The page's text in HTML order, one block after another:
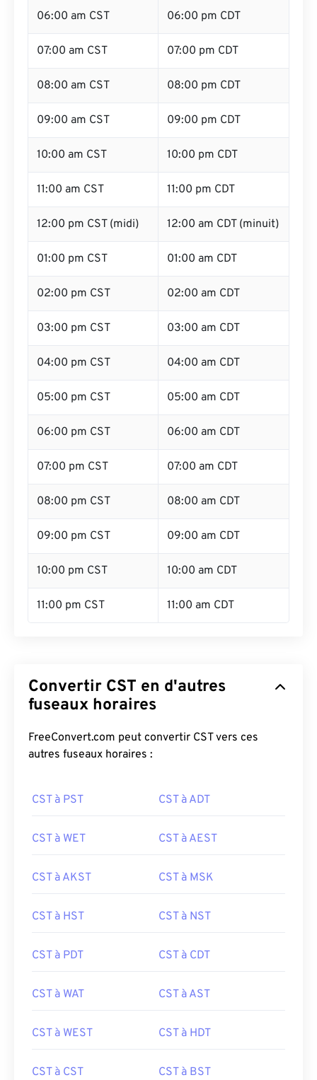
06:00 am CST 06:00 pm CDT
07:00 am CST 07:00 pm CDT
08:00 am CST 08:00 pm CDT
09:00 am CST 09:00 pm CDT
10:00 am CST 10:00 pm CDT
11:00 am CST 11:00 pm CDT
12:00 pm CST (midi) 12:00 am CDT (minuit)
01:00 pm CST 01:00 am CDT
02:00 pm CST 02:00 am CDT
03:00 pm CST 03:00 am CDT
04:00 pm CST 04:00 am CDT
05:00 pm CST 05:00 am CDT
06:00 pm CST 06:00 am CDT
07:00 pm CST 07:00 am CDT
08:00 pm CST 08:00 am CDT
09:00 pm CST 09:00 am CDT
10:00 pm CST 10:00 am CDT
11:00 pm CST 11:00 am CDT
Convertir CST en d'autres
fuseaux horaires
FreeConvert.com peut convertir CST vers ces
autres fuseaux horaires :
CST à PST CST à ADT
CST à WET CST à AEST
CST à AKST CST à MSK
CST à HST CST à NST
CST à PDT CST à CDT
CST à WAT CST à AST
CST à WEST CST à HDT
CST à CST CST à BST